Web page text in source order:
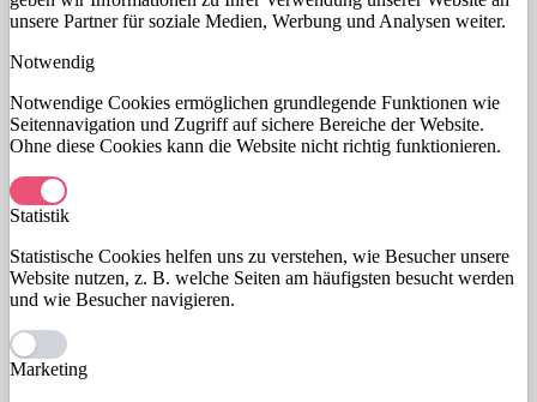
unsere Partner für soziale Medien, Werbung und Analysen weiter.
Notwendig
Notwendige Cookies ermöglichen grundlegende Funktionen wie
Seitennavigation und Zugriff auf sichere Bereiche der Website.
Ohne diese Cookies kann die Website nicht richtig funktionieren.
Statistik
Statistische Cookies helfen uns zu verstehen, wie Besucher unsere
Website nutzen, z. B. welche Seiten am häufigsten besucht werden
und wie Besucher navigieren.
Marketing